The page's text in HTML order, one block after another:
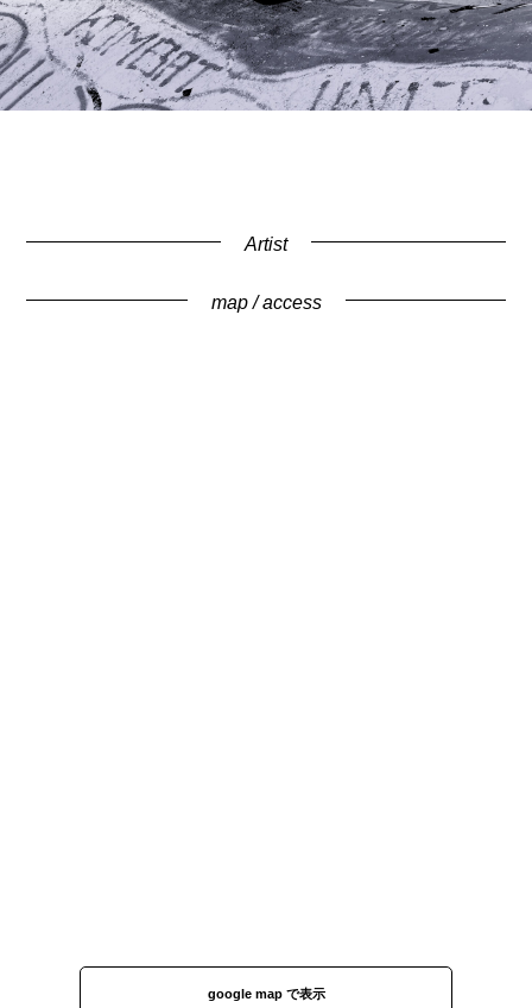
Artist
map / access
google map で表示